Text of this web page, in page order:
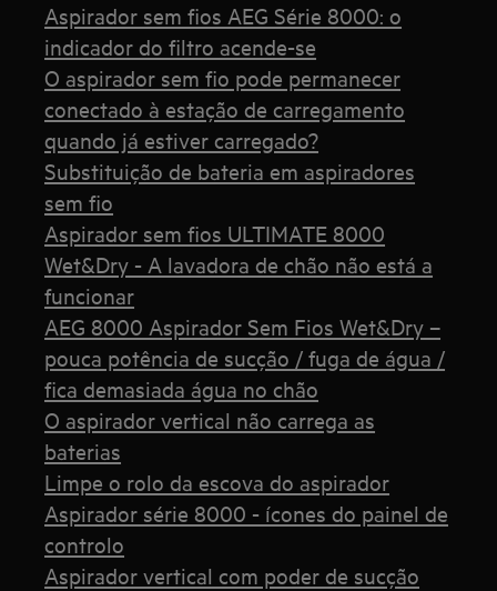
Aspirador sem fios AEG Série 8000: o
indicador do filtro acende-se
O aspirador sem fio pode permanecer
conectado à estação de carregamento
quando já estiver carregado?
Substituição de bateria em aspiradores
sem fio
Aspirador sem fios ULTIMATE 8000
Wet&Dry - A lavadora de chão não está a
funcionar
AEG 8000 Aspirador Sem Fios Wet&Dry –
pouca potência de sucção / fuga de água /
fica demasiada água no chão
O aspirador vertical não carrega as
baterias
Limpe o rolo da escova do aspirador
Aspirador série 8000 - ícones do painel de
controlo
Aspirador vertical com poder de sucção